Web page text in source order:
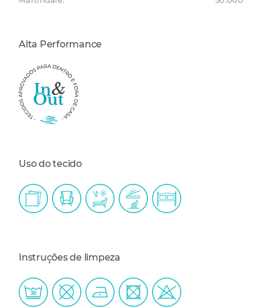
Alta Performance
Uso do tecido
Instruções de limpeza